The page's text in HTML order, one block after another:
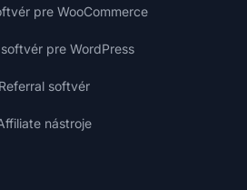
pre WooCommerce
pre WordPress
Referral softvér
nástroje